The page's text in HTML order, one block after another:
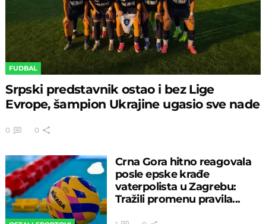
FUDBAL
Srpski predstavnik ostao i bez Lige
Evrope, šampion Ukrajine ugasio sve nade
0 0
Crna Gora hitno reagovala
posle epske krađe
vaterpolista u Zagrebu:
Tražili promenu pravila...